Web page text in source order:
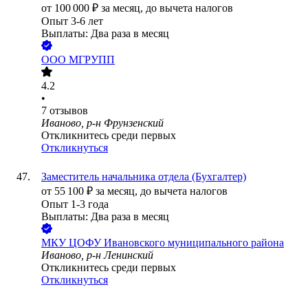
от 100 000 ₽ за месяц, до вычета налогов
Опыт 3-6 лет
Выплаты: Два раза в месяц
ООО МГРУПП
4.2
•
7 отзывов
Иваново, р-н Фрунзенский
Откликнитесь среди первых
Откликнуться
Заместитель начальника отдела (Бухгалтер)
от 55 100 ₽ за месяц, до вычета налогов
Опыт 1-3 года
Выплаты: Два раза в месяц
МКУ ЦОФУ Ивановского муниципального района
Иваново, р-н Ленинский
Откликнитесь среди первых
Откликнуться